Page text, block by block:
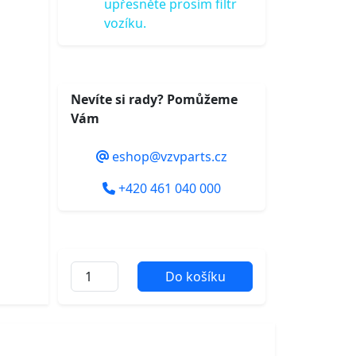
upřesněte prosím filtr
vozíku.
Nevíte si rady? Pomůžeme
Vám
eshop@vzvparts.cz
+420 461 040 000
Do košíku